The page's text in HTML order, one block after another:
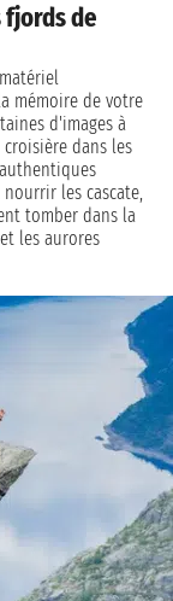
de
mémoire de votre
d'images à
dans les
les cascate,
tomber dans la
les aurores